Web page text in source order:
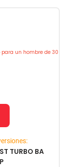
un hombre de 30
TURBO BA